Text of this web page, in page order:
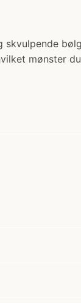
skvulpende
mønster